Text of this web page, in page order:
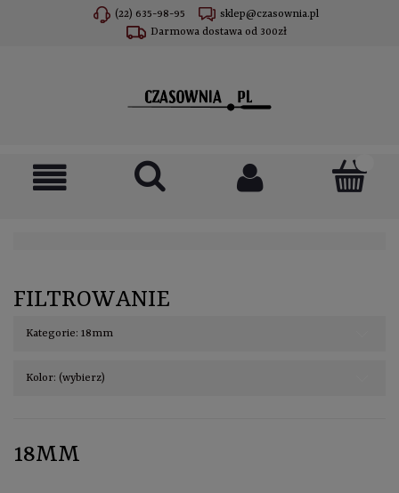
(22) 635-98-95
sklep@czasownia.pl
Darmowa dostawa od 300zł
FILTROWANIE
Kategorie: 18mm
Kolor: (wybierz)
18MM